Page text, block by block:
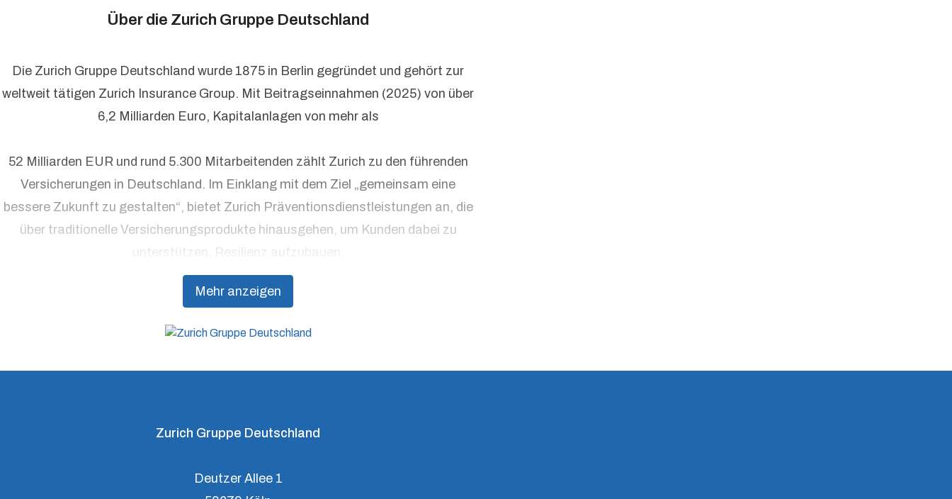
auf LinkedIn, Zurich auf X
Über die Zurich Gruppe Deutschland
Mehr anzeigen
Die Zurich Gruppe Deutschland wurde 1875 in Berlin gegründet und gehört zur
weltweit tätigen Zurich Insurance Group. Mit Beitragseinnahmen (2025) von über
6,2 Milliarden Euro, Kapitalanlagen von mehr als
52 Milliarden EUR und rund 5.300 Mitarbeitenden zählt Zurich zu den führenden
Versicherungen in Deutschland. Im Einklang mit dem Ziel „gemeinsam eine
bessere Zukunft zu gestalten“, bietet Zurich Präventionsdienstleistungen an, die
über traditionelle Versicherungsprodukte hinausgehen, um Kunden dabei zu
unterstützen, Resilienz aufzubauen.
Zurich Gruppe Deutschland
Deutzer Allee 1